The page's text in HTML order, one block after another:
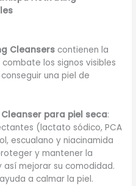
Cleansers contienen la
los signos visibles
una piel de
Cleanser para piel seca:
(lactato sódico, PCA
escualano y niacinamida
y mantener la
mejorar su comodidad.
a calmar la piel.